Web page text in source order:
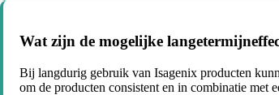
Wat zijn de mogelijke
Bij langdurig gebruik van Isagenix producten
om de producten consistent en in combinatie met